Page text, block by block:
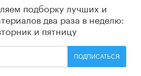
подборку лучших и
два раза в неделю:
и пятницу
ПОДПИСАТЬСЯ